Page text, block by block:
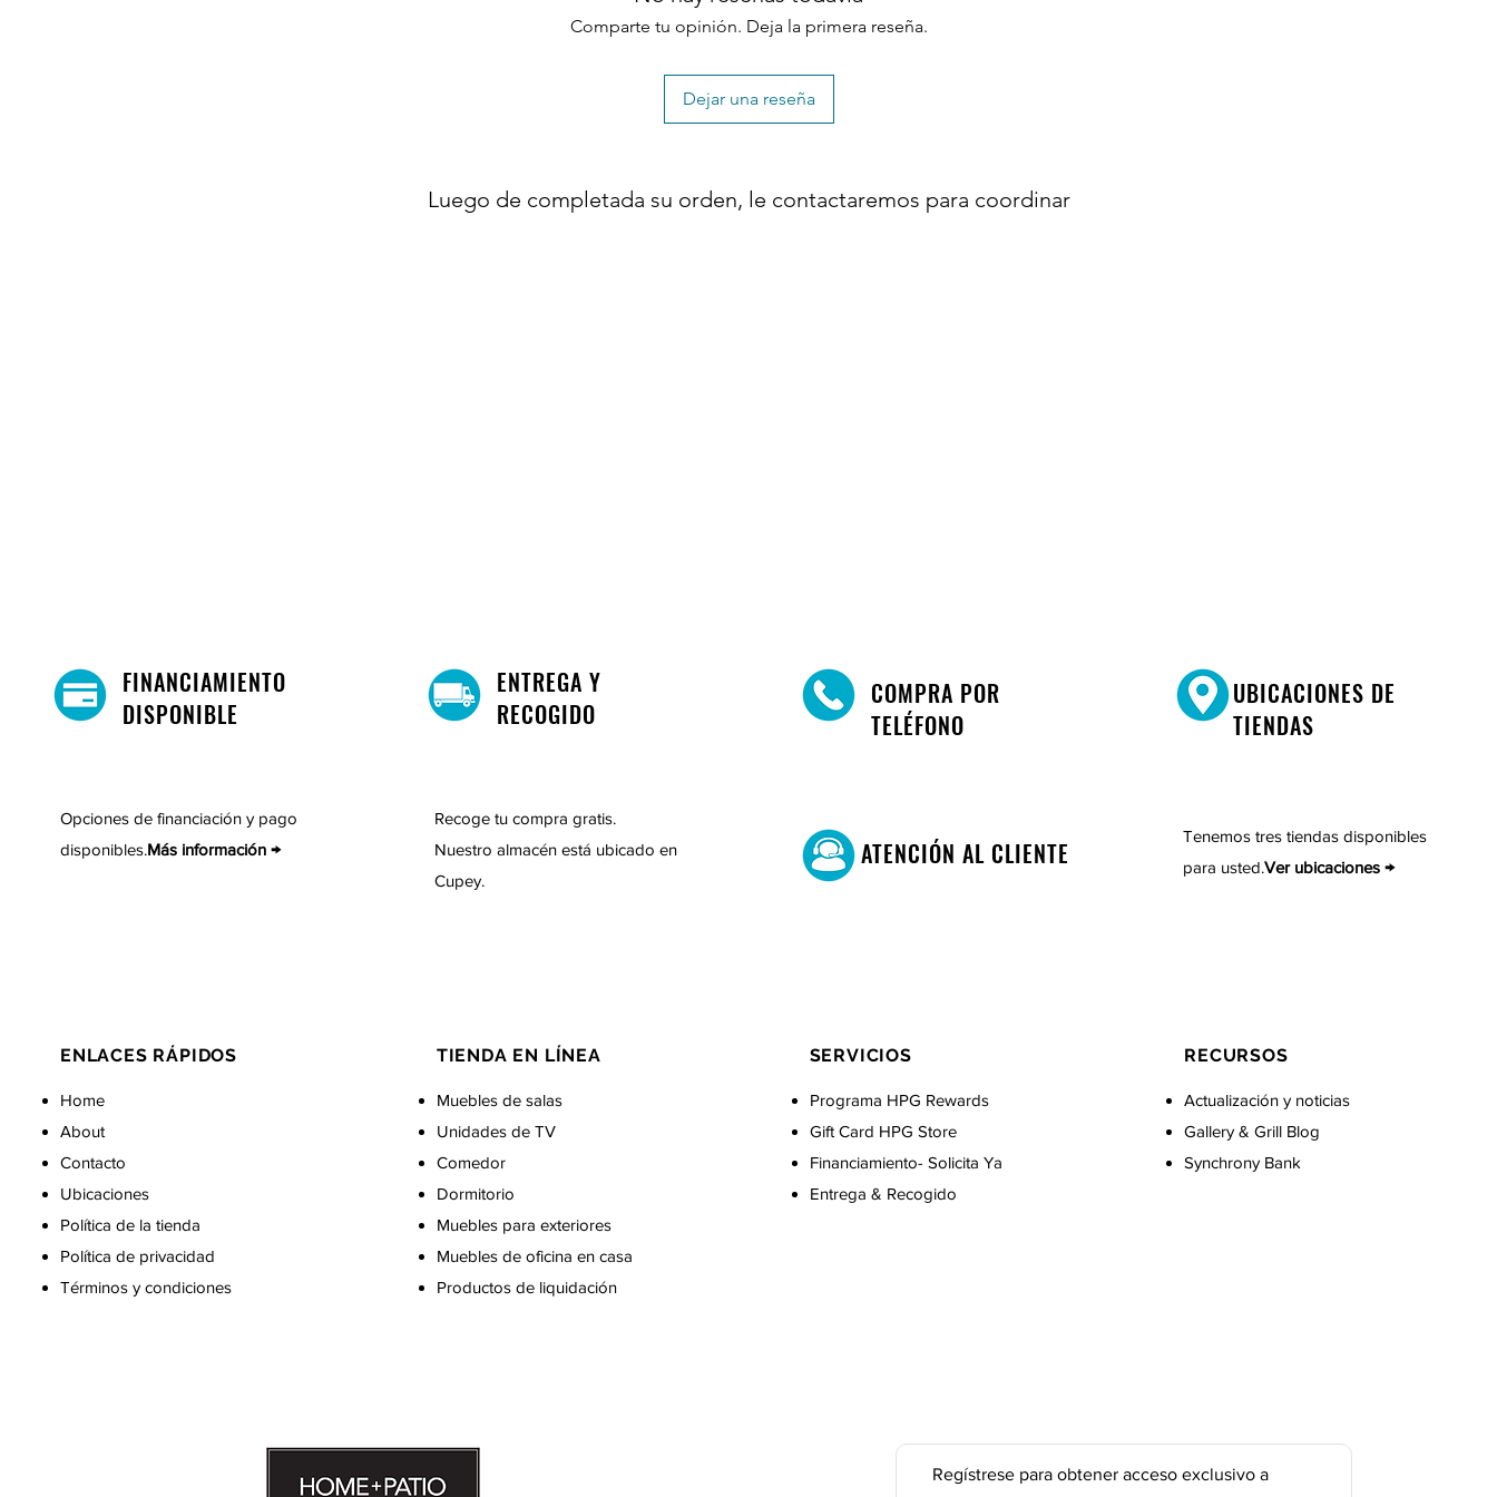
Comparte tu opinión. Deja la primera reseña.
Dejar una reseña
Luego de completada su orden, le contactaremos para coordinar
FINANCIAMIENTO
DISPONIBLE
Opciones de financiación y pago
disponibles.Más información →
ENTREGA Y
RECOGIDO
Recoge tu compra gratis.
Nuestro almacén está ubicado en
Cupey.
COMPRA POR
TELÉFONO
ATENCIÓN AL CLIENTE
UBICACIONES DE
TIENDAS
Tenemos tres tiendas disponibles
para usted.Ver ubicaciones →
ENLACES RÁPIDOS
Home
About
Contacto
Ubicaciones
Política de la tienda
Política de privacidad
Términos y condiciones
TIENDA EN LÍNEA
Muebles de salas
Unidades de TV
Comedor
Dormitorio
Muebles para exteriores
Muebles de oficina en casa
Productos de liquidación
SERVICIOS
Programa HPG Rewards
Gift Card HPG Store
Financiamiento- Solicita Ya
Entrega & Recogido
RECURSOS
Actualización y noticias
Gallery & Grill Blog
Synchrony Bank
Regístrese para obtener acceso exclusivo a